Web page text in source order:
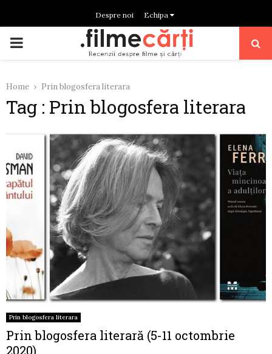
Despre noi Echipa
PRIMARY
Home Prin blogosfera literara
Tag : Prin blogosfera literara
Prin blogosfera literara
Prin blogosfera literară (5-11 octombrie
2020)